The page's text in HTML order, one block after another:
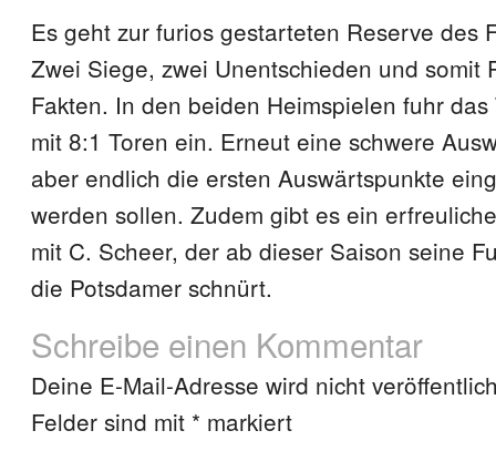
Es geht zur furios gestarteten Reserve des
Zwei Siege, zwei Unentschieden und somit
Fakten. In den beiden Heimspielen fuhr
mit 8:1 Toren ein. Erneut eine schwere
aber endlich die ersten Auswärtspunkte
werden sollen. Zudem gibt es ein
mit C. Scheer, der ab dieser Saison seine
die Potsdamer schnürt.
Schreibe einen Kommentar
Deine E-Mail-Adresse wird nicht
Felder sind mit * markiert